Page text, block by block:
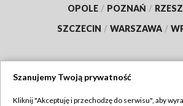
OPOLE / POZNAŃ /
SZCZECIN / WARSZAWA /
Szanujemy Twoją prywatność
Kliknij "Akceptuję i przechodzę do serwisu", aby